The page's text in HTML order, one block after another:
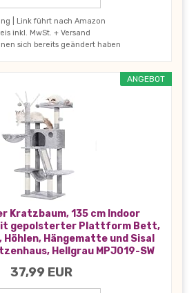
| Link führt nach Amazon
inkl. MwSt. + Versand
sich bereits geändert haben
ANGEBOT
Kratzbaum, 135 cm Indoor
gepolsterter Plattform Bett,
Höhlen, Hängematte und Sisal
Hellgrau MPJ019-SW
37,99 EUR